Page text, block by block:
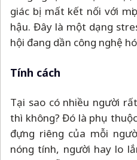
giác bị mất kết nối với
hậu. Đây là một dạng
hội đang dần công nghệ
Tính cách
Tại sao có nhiều người
thì không? Đó là phụ
đựng riêng của mỗi
nóng tính, người hay lo